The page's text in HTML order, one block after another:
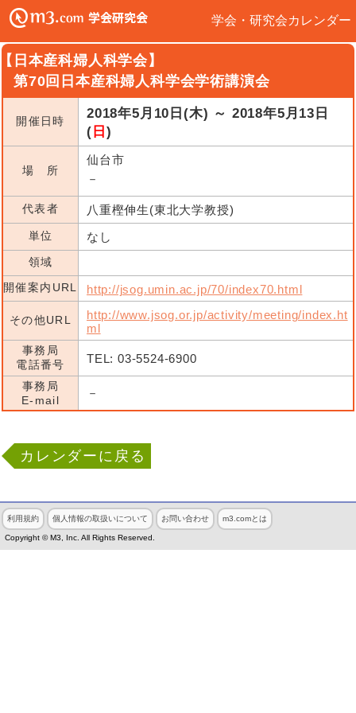
学会・研究会カレンダー
日本産科婦人科学会】
第70回日本産科婦人科学会学術講演会
開催日時
2018年5月10日(木) ～ 2018年5月13日
( 日 )
場 所
仙台市
－
代表者 八重樫伸生(東北大学教授)
単位 なし
領域
開催案内URL
http://jsog.umin.ac.jp/70/index70.html
その他URL
http://www.jsog.or.jp/activity/meeting/index.ht
ml
事務局
電話番号
TEL: 03-5524-6900
事務局
E-mail
－
カレンダーに戻る
利用規約 個人情報の取扱いについて お問い合わせ m3.comとは
Copyright © M3, Inc. All Rights Reserved.